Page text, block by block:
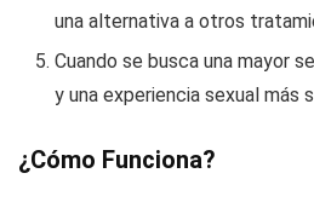
una alternativa a otros
Cuando se busca una mayor
y una experiencia sexual más
¿Cómo Funciona?